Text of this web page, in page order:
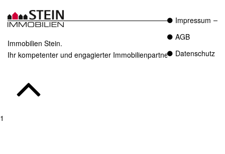
Immobilien Stein.
Ihr kompetenter und engagierter Immobilienpartner in Essen.
Impressum
AGB
Datenschutz
1